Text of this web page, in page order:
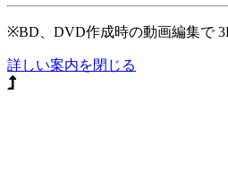
※BD、DVD作成時の動画編集で
詳しい案内を閉じる